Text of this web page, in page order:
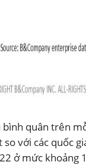
quân trên
với các quốc
ở mức khoảng